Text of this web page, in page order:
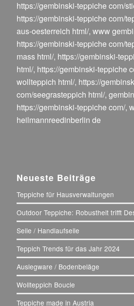
https://gembinski-teppiche com/
https://gembinski-teppiche com/
aus-oesterreich html/, www
https://gembinski-teppiche com/
mass html/, https://gembinski-
html/, https://gembinski-teppiche
wollteppich html/, https://
com/seegrasteppich html/,
https://gembinski-teppiche com/,
heilmannreedinberlin de
Neueste Beiträge
Teppiche für Hausverwaltungen
Outdoor Teppiche: Robustheit trifft
Seile / Handlaufseile
Teppich Trends für das Jahr 2024
Auslegware / Bodenbeläge
Wollteppich Boucle
Teppiche made in Austria